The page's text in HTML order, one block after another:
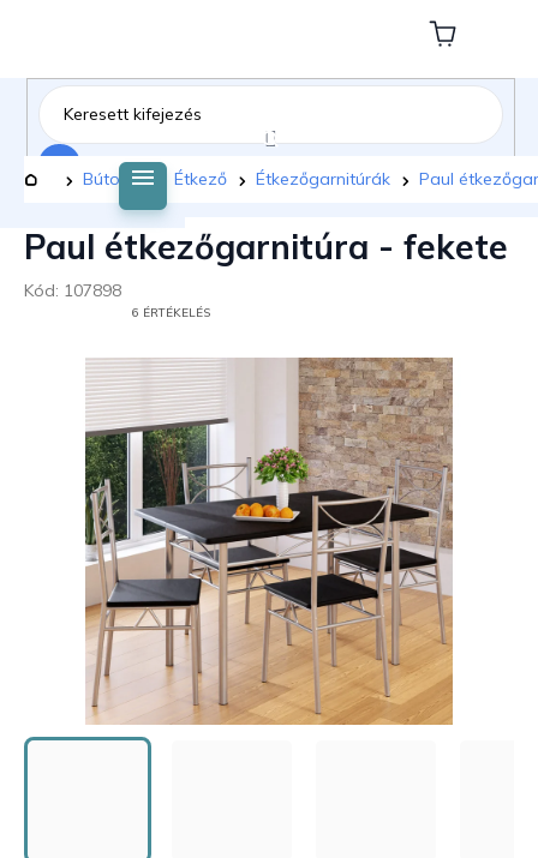
tartalomhoz
Kosár
Kezdőlap
Bútorok Étkező Étkezőgarnitúrák Paul
Paul étkezőgarnitúra - fekete
Kód: 107898
ÉRTÉKELÉSE
CSILLAG.
6 ÉRTÉKELÉS